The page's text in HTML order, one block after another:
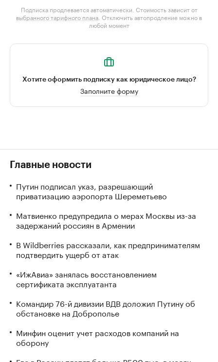
Подписка продлевается автоматически. Стоимость зависит от
выбранного тарифного плана . Отключить автопродление можно в
любой момент
Хотите оформить подписку как юридическое лицо?
Заполните форму
Главные новости
Путин подписал указ, разрешающий
приватизацию аэропорта Шереметьево
Матвиенко предупредила о мерах Москвы из-за
задержаний россиян в Армении
В Wildberries рассказали, как предпринимателям
подтвердить ущерб от атак
«ИжАвиа» занялась восстановлением
сертификата эксплуатанта
Командир 76-й дивизии ВДВ доложил Путину об
обстановке на Доброполье
Минфин оценит учет расходов компаний на
оборону